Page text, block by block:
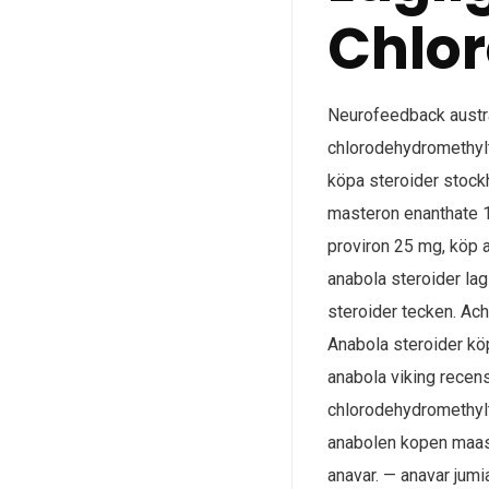
Neurofeedback
köpa steroider
masteron enanthate
proviron 25 mg, köp
anabola steroider
steroider tecken​.
Anabola steroider
anabola viking
anabolen kopen
anavar. — anavar